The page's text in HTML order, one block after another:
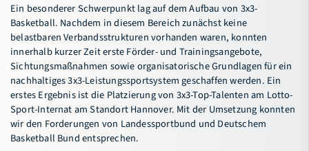
Ein besonderer Schwerpunkt lag auf dem Aufbau von 3x3-
Basketball. Nachdem in diesem Bereich zunächst keine
belastbaren Verbandsstrukturen vorhanden waren, konnten
innerhalb kurzer Zeit erste Förder- und Trainingsangebote,
Sichtungsmaßnahmen sowie organisatorische Grundlagen für ein
nachhaltiges 3x3-Leistungssportsystem geschaffen werden. Ein
erstes Ergebnis ist die Platzierung von 3x3-Top-Talenten am Lotto-
Sport-Internat am Standort Hannover. Mit der Umsetzung konnten
wir den Forderungen von Landessportbund und Deutschem
Basketball Bund entsprechen.